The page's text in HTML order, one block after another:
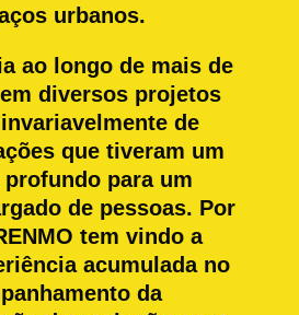
urbanos.
ao longo de mais de
diversos projetos
de
que tiveram um
para um
de pessoas. Por
tem vindo a
acumulada no
da